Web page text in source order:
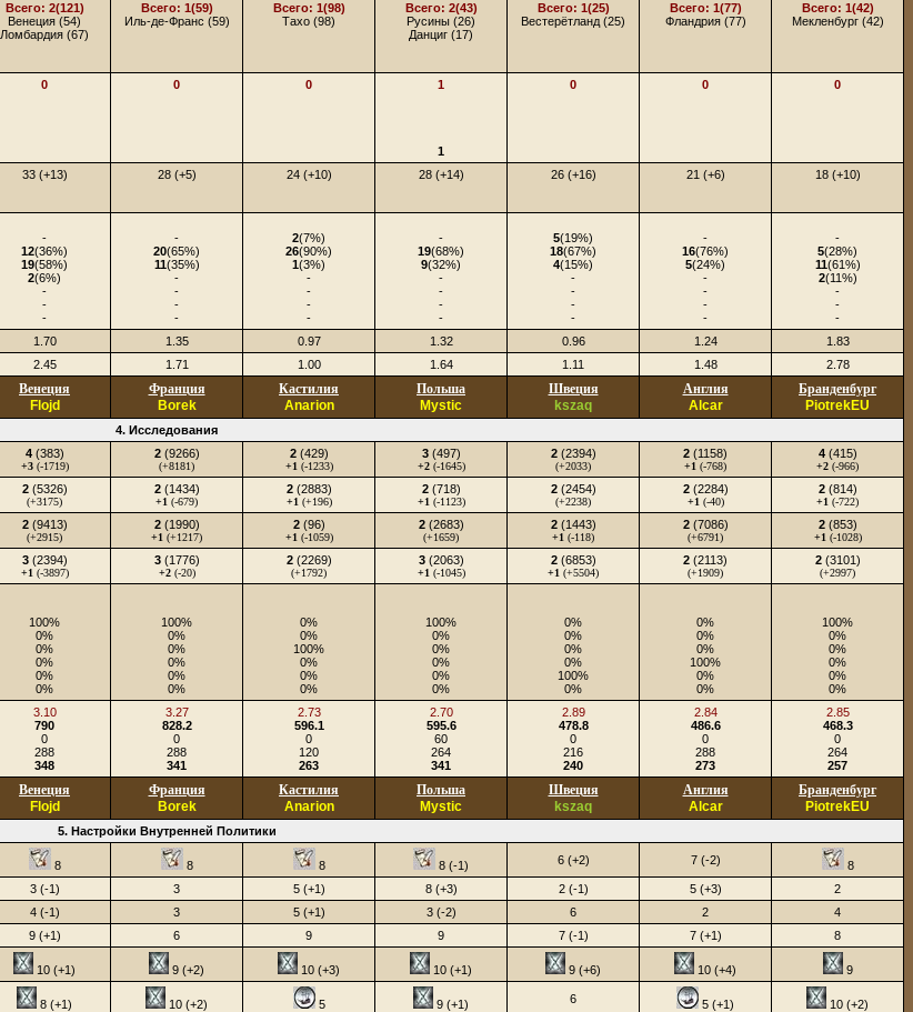
Всего: 2(121)
Венеция (54)
Ломбардия (67)
Всего: 1(59)
Иль-де-Франс (59)
Всего: 1(98)
Тахо (98)
Всего: 2(43)
Русины (26)
Данциг (17)
Всего: 1(25)
Вестерётланд (25)
Всего: 1(77)
Фландрия (77)
Всего: 1(42)
Мекленбург (42)
0 0 0 1
1
0 0 0
33 (+13) 28 (+5) 24 (+10) 28 (+14) 26 (+16) 21 (+6) 18 (+10)
-
12(36%)
19(58%)
2(6%)
-
-
-
-
20(65%)
11(35%)
-
-
-
-
2(7%)
26(90%)
1(3%)
-
-
-
-
-
19(68%)
9(32%)
-
-
-
-
5(19%)
18(67%)
4(15%)
-
-
-
-
-
16(76%)
5(24%)
-
-
-
-
-
5(28%)
11(61%)
2(11%)
-
-
-
1.70 1.35 0.97 1.32 0.96 1.24
1.83
2.45 1.71 1.00 1.64 1.11 1.48 2.78
Венеция
Flojd
Франция
Borek
Кастилия
Anarion
Польша
Mystic
Швеция
kszaq
Англия
Alcar
Бранденбург
PiotrekEU
4. Исследования
4(383)
+3(-1719)
2(9266)
(+8181)
2(429)
+1 (-1233)
3(497)
+2(-1645)
2(2394)
(+2033)
2 (1158)
+1 (-768)
4(415)
+2 (-966)
2(5326)
(+3175)
2(1434)
+1 (-679)
2(2883)
+1 (+196)
2(718)
+1 (-1123)
2(2454)
(+2238)
2(2284)
+1 (-40)
2(814)
+1 (-722)
2(9413)
(+2915)
2(1990)
+1 (+1217)
2(96)
+1 (-1059)
2(2683)
(+1659)
2(1443)
+1 (-118)
2(7086)
(+6791)
2(853)
+1 (-1028)
3(2394)
+1 (-3897)
3(1776)
+2(-20)
2(2269)
(+1792)
3(2063)
+1 (-1045)
2(6853)
+1 (+5504)
2 (2113)
(+1909)
2(3101)
(+2997)
100%
0%
0%
0%
0%
0%
100%
0%
0%
0%
0%
0%
0%
0%
100%
0%
0%
0%
100%
0%
0%
0%
0%
0%
0%
0%
0%
0%
100%
0%
0%
0%
0%
100%
0%
0%
100%
0%
0%
0%
0%
0%
3.10
790
0
288
348
3.27
828.2
0
288
341
2.73
596.1
0
120
263
2.70
595.6
60
264
341
2.89
478.8
0
216
240
2.84
486.6
0
288
273
2.85
468.3
0
264
257
Венеция
Flojd
Франция
Borek
Кастилия
Anarion
Польша
Mystic
Швеция
kszaq
Англия
Alcar
Бранденбург
PiotrekEU
5. Настройки Внутренней Политики
8 8 8 8 (-1) 6 (+2) 7 (-2)
8
3 (-1) 3 5 (+1) 8 (+3) 2 (-1) 5 (+3)
2
4 (-1) 3 5 (+1) 3 (-2) 6 2
4
9 (+1) 6 9 9 7 (-1) 7 (+1) 8
10 (+1) 9 (+2) 10 (+3) 10 (+1) 9 (+6) 10 (+4) 9
8 (+1) 10 (+2) 5 9 (+1) 6 5 (+1) 10 (+2)